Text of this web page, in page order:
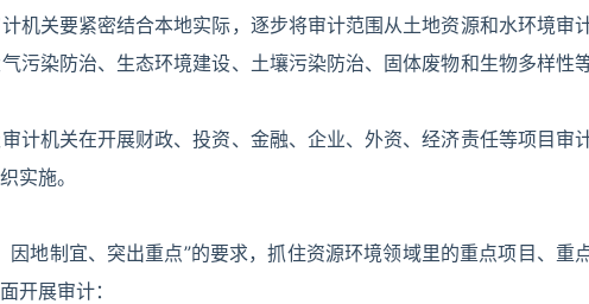
机关要紧密结合本地实际，逐步将审计范围从土地资源和水环境审
污染防治、生态环境建设、土壤污染防治、固体废物和生物多样性
计机关在开展财政、投资、金融、企业、外资、经济责任等项目审
实施。
地制宜、突出重点”的要求，抓住资源环境领域里的重点项目、重
开展审计：